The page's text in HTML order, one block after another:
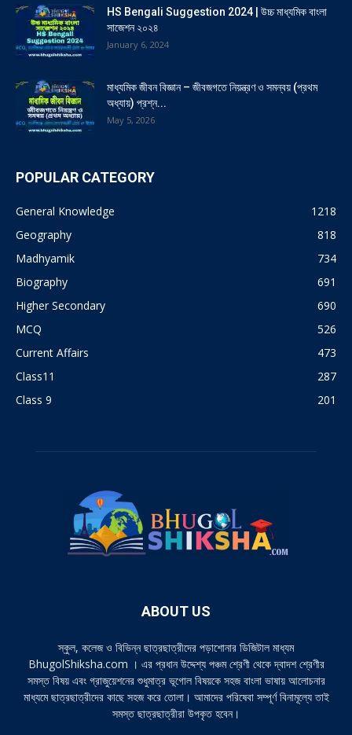
HS Bengali Suggestion 2024 | উচ্চ মাধ্যমিক বাংলা
সাজেশন ২০২৪
January 6, 2024
মাধ্যমিক জীবন বিজ্ঞান – জীবজগতে নিয়ন্ত্রণ ও সমন্বয় (প্রথম
অধ্যায়) প্রশ্ন...
May 5, 2026
POPULAR CATEGORY
General Knowledge
1218
Geography
818
Madhyamik
734
Biography
691
Higher Secondary
690
MCQ
526
Current Affairs
473
Class11
287
Class 9
201
ABOUT US
স্কুল, কলেজ ও বিভিন্ন ছাত্রছাত্রীদের পড়াশোনার ডিজিটাল মাধ্যম
BhugolShiksha.com । এর প্রধান উদ্দেশ্য পঞ্চম শ্রেণী থেকে দ্বাদশ শ্রেণীর
সমস্ত বিষয় এবং গ্রাজুয়েশনের শুধুমাত্র ভূগোল বিষয়কে সহজ বাংলা ভাষায় আলোচনার
মাধ্যমে ছাত্রছাত্রীদের কাছে সহজ করে তোলা। আমাদের পরিষেবা সম্পূর্ণ বিনামূল্যে তাই
সমস্ত ছাত্রছাত্রীরা উপকৃত হবেন।